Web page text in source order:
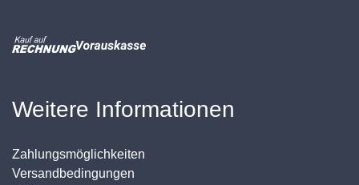
Weitere Informationen
Zahlungsmöglichkeiten
Versandbedingungen